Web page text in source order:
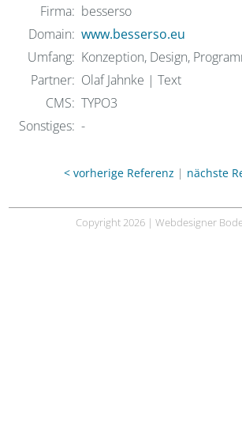
Firma: besserso
Domain: www.besserso.eu
Umfang: Konzeption, Design,
Partner: Olaf Jahnke | Text
CMS: TYPO3
Sonstiges: -
< vorherige Referenz | nächste
Copyright 2026 | Webdesigner